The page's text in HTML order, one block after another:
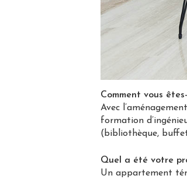
Comment vous
Avec
formation
(bibliothèque,
Quel a été votre
Un appartement